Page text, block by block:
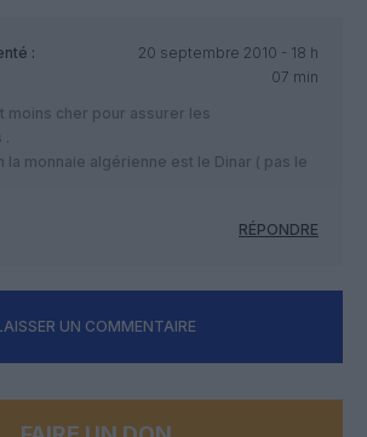
:
20 septembre 2010 - 18 h
07 min
moins cher pour assurer les
monnaie algérienne est le Dinar ( pas le
RÉPONDRE
UN COMMENTAIRE